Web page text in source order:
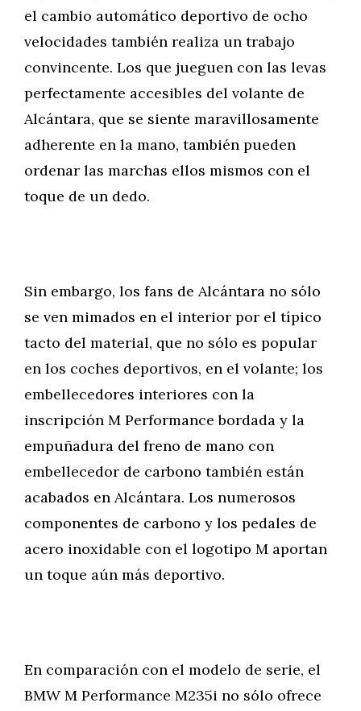
el cambio automático deportivo de ocho
velocidades también realiza un trabajo
convincente. Los que jueguen con las levas
perfectamente accesibles del volante de
Alcántara, que se siente maravillosamente
adherente en la mano, también pueden
ordenar las marchas ellos mismos con el
toque de un dedo.
Sin embargo, los fans de Alcántara no sólo
se ven mimados en el interior por el típico
tacto del material, que no sólo es popular
en los coches deportivos, en el volante; los
embellecedores interiores con la
inscripción M Performance bordada y la
empuñadura del freno de mano con
embellecedor de carbono también están
acabados en Alcántara. Los numerosos
componentes de carbono y los pedales de
acero inoxidable con el logotipo M aportan
un toque aún más deportivo.
En comparación con el modelo de serie, el
BMW M Performance M235i no sólo ofrece